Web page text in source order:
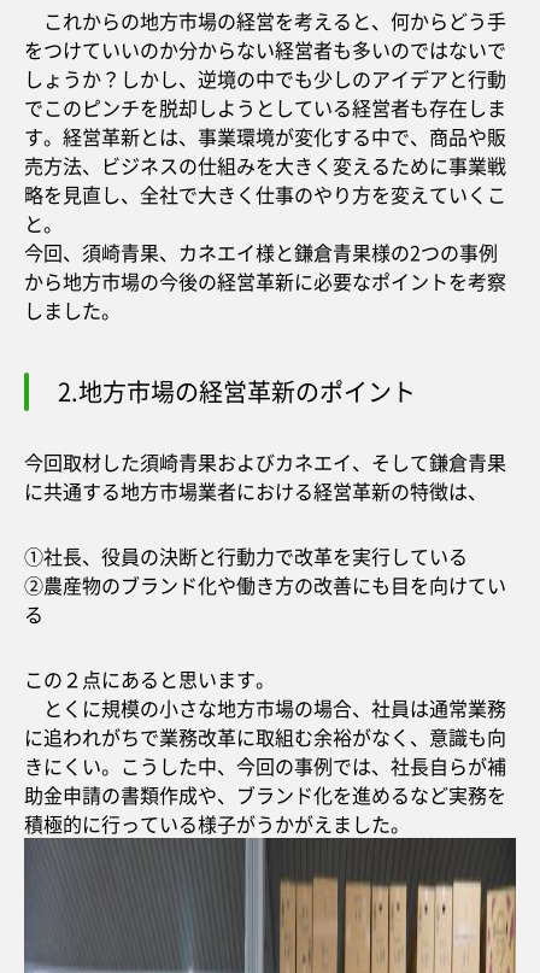
これからの地方市場の経営を考えると、何からどう手
をつけていいのか分からない経営者も多いのではないで
しょうか？しかし、逆境の中でも少しのアイデアと行動
でこのピンチを脱却しようとしている経営者も存在しま
す。経営革新とは、事業環境が変化する中で、商品や販
売方法、ビジネスの仕組みを大きく変えるために事業戦
略を見直し、全社で大きく仕事のやり方を変えていくこ
と。
今回、須崎青果、カネエイ様と鎌倉青果様の2つの事例
から地方市場の今後の経営革新に必要なポイントを考察
しました。
2.地方市場の経営革新のポイント
今回取材した須崎青果およびカネエイ、そして鎌倉青果
に共通する地方市場業者における経営革新の特徴は、
①社長、役員の決断と行動力で改革を実行している
②農産物のブランド化や働き方の改善にも目を向けてい
る
この２点にあると思います。
とくに規模の小さな地方市場の場合、社員は通常業務
に追われがちで業務改革に取組む余裕がなく、意識も向
きにくい。こうした中、今回の事例では、社長自らが補
助金申請の書類作成や、ブランド化を進めるなど実務を
積極的に行っている様子がうかがえました。